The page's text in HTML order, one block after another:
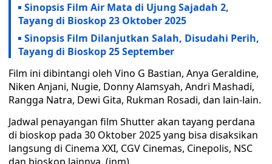
Sinopsis Film Air Mata di Ujung Sajadah 2,
Tayang di Bioskop 23 Oktober 2025
Sinopsis Film Dilanjutkan Salah, Disudahi Perih,
Tayang di Bioskop 25 September
Film ini dibintangi oleh Vino G Bastian, Anya Geraldine,
Niken Anjani, Nugie, Donny Alamsyah, Andri Mashadi,
Rangga Natra, Dewi Gita, Rukman Rosadi, dan lain-lain.
Jadwal penayangan film Shutter akan tayang perdana
di bioskop pada 30 Oktober 2025 yang bisa disaksikan
langsung di Cinema XXI, CGV Cinemas, Cinepolis, NSC